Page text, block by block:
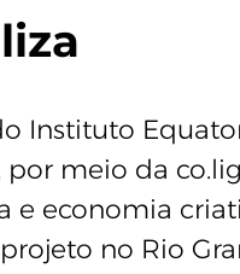
Instituto
meio da
e economia
no Rio